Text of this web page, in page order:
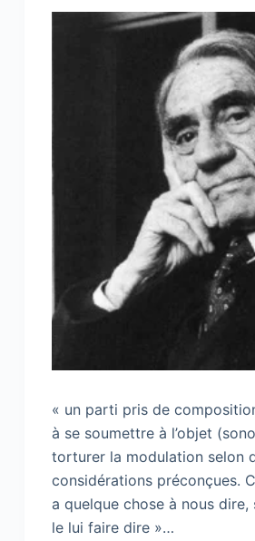
« un parti pris de
à se soumettre à l’objet
torturer la modulation selon
considérations préconçues.
a quelque chose à nous dire,
le lui faire dire »…